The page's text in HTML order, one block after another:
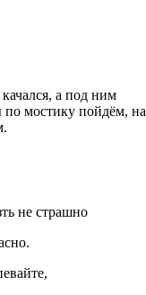
а под ним
мостику пойдём, на
не страшно